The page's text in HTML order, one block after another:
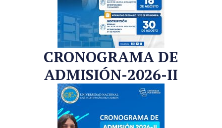
CRONOGRAMA DE
ADMISIÓN-2026-II